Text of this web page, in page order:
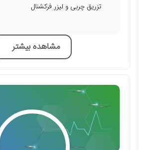
تزریق چربی و لیزر فرکشنال
مشاهده بیشتر